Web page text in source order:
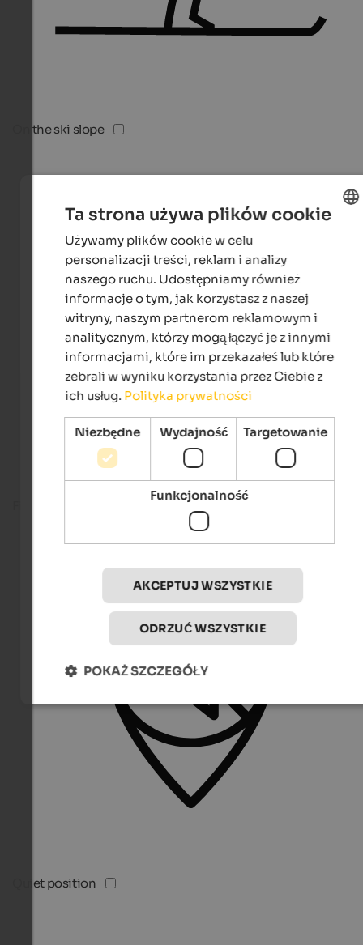
On the ski slope
Quiet position
Ta strona używa plików cookie
Używamy plików cookie w celu
personalizacji treści, reklam i analizy
naszego ruchu. Udostępniamy również
informacje o tym, jak korzystasz z naszej
witryny, naszym partnerom reklamowym i
analitycznym, którzy mogą łączyć je z innymi
informacjami, które im przekazałeś lub które
zebrali w wyniku korzystania przez Ciebie z
ich usług. Polityka prywatności
Niezbędne Wydajność Targetowanie
Funkcjonalność
AKCEPTUJ WSZYSTKIE
ODRZUĆ WSZYSTKIE
POKAŻ SZCZEGÓŁY